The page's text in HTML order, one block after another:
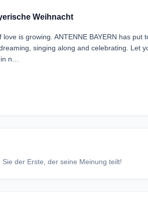
Weihnacht
is growing. ANTENNE BAYERN has put
singing along and celebrating. Let
n…
der Erste, der seine Meinung teilt!